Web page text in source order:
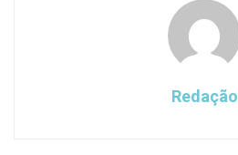
Redação